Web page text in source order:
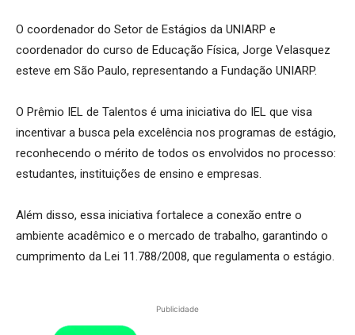
O coordenador do Setor de Estágios da UNIARP e
coordenador do curso de Educação Física, Jorge Velasquez
esteve em São Paulo, representando a Fundação UNIARP.
O Prêmio IEL de Talentos é uma iniciativa do IEL que visa
incentivar a busca pela excelência nos programas de estágio,
reconhecendo o mérito de todos os envolvidos no processo:
estudantes, instituições de ensino e empresas.
Além disso, essa iniciativa fortalece a conexão entre o
ambiente acadêmico e o mercado de trabalho, garantindo o
cumprimento da Lei 11.788/2008, que regulamenta o estágio.
Publicidade